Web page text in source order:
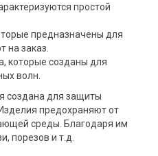
простой
предназначены для
на заказ.
которые созданы для
волн.
создана для защиты
предохраняют от
среды. Благодаря им
порезов и т.д.